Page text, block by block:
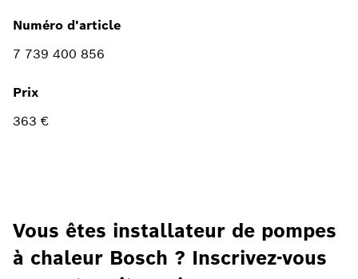
Numéro d'article
7 739 400 856
Prix
363 €
Vous êtes installateur de pompes
à chaleur Bosch ? Inscrivez-vous